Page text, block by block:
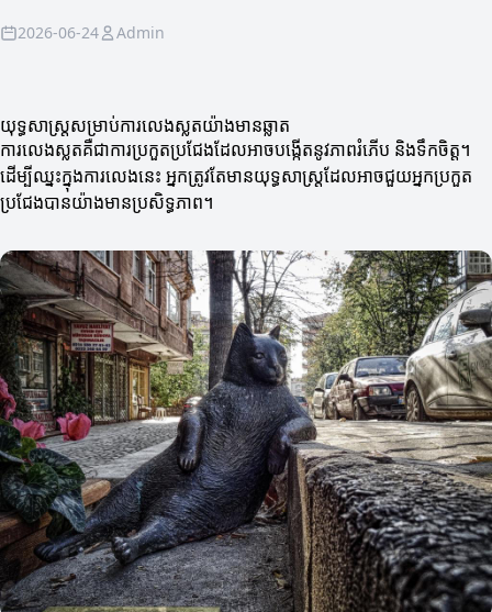
2026-06-24 Admin
យុទ្ធសាស្ត្រសម្រាប់ការលេងស្លតយ៉ាងមានឆ្លាត
ការលេងស្លតគឺជាការប្រកួតប្រជែងដែលអាចបង្កើតនូវភាពរំភើប និងទឹកចិត្ត។
ដើម្បីឈ្នះក្នុងការលេងនេះ អ្នកត្រូវតែមានយុទ្ធសាស្ត្រដែលអាចជួយអ្នកប្រកួត
ប្រជែងបានយ៉ាងមានប្រសិទ្ធភាព។